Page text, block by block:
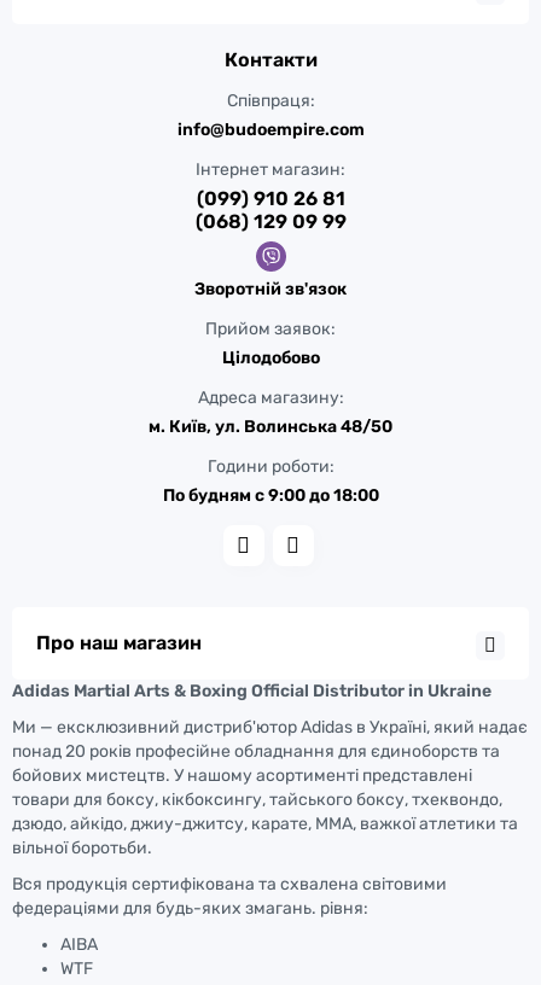
Контакти
Співпраця:
info@budoempire.com
Інтернет магазин:
(099) 910 26 81
(068) 129 09 99
Зворотній зв'язок
Прийом заявок:
Цілодобово
Адреса магазину:
м. Київ, ул. Волинська 48/50
Години роботи:
По будням с 9:00 до 18:00
Про наш магазин
Adidas Martial Arts & Boxing Official Distributor in Ukraine
Ми — ексклюзивний дистриб'ютор Adidas в Україні, який надає
понад 20 років професійне обладнання для єдиноборств та
бойових мистецтв. У нашому асортименті представлені
товари для боксу, кікбоксингу, тайського боксу, тхеквондо,
дзюдо, айкідо, джиу-джитсу, карате, ММА, важкої атлетики та
вільної боротьби.
Вся продукція сертифікована та схвалена світовими
федераціями для будь-яких змагань. рівня:
AIBA
WTF